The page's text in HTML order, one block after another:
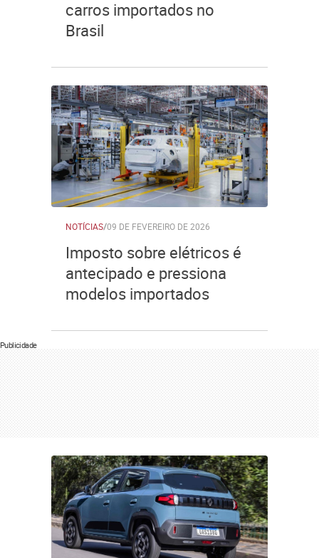
carros importados no
Brasil
NOTÍCIAS/09 DE FEVEREIRO DE 2026
Imposto sobre elétricos é
antecipado e pressiona
modelos importados
Publicidade